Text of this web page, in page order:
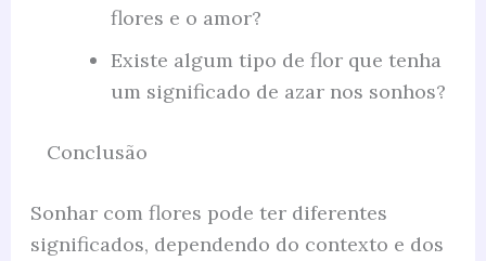
flores e o amor?
Existe algum tipo de flor que tenha
um significado de azar nos sonhos?
Conclusão
Sonhar com flores pode ter diferentes
significados, dependendo do contexto e dos